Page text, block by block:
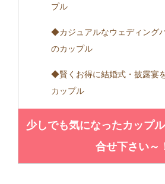
プル
◆カジュアルなウェディング
のカップル
◆賢くお得に結婚式・披露宴
カップル
少しでも気になったカップ
合せ下さい～